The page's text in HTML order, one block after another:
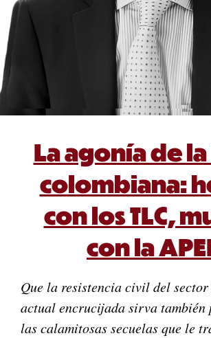
La agonía de
colombiana:
con los TLC,
con la
Que la resistencia civil del
actual encrucijada sirva
las calamitosas secuelas que le